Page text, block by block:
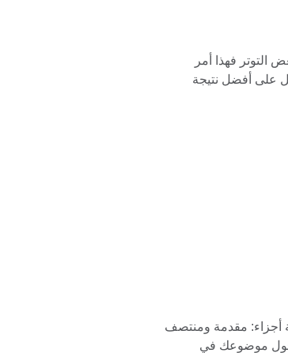
التوتر فهذا أمر
على أفضل نتيجة
أجزاء: مقدمة ومنتصف
حول موضوعك في